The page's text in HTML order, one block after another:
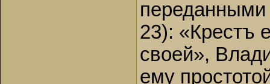
23): «Крестъ
своей»,
ему